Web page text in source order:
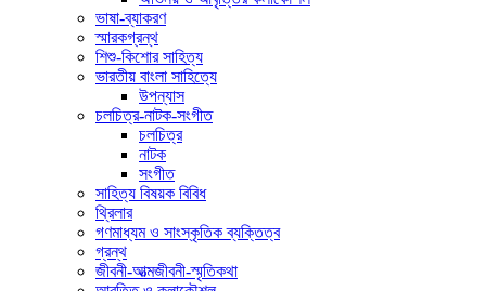
ভাষা-ব্যাকরণ
স্মারকগ্রন্থ
শিশু-কিশোর সাহিত্য
ভারতীয় বাংলা সাহিত্যে
উপন্যাস
চলচিত্র-নাটক-সংগীত
চলচিত্র
নাটক
সংগীত
সাহিত্য বিষয়ক বিবিধ
থ্রিলার
গণমাধ্যম ও সাংস্কৃতিক ব্যক্তিত্ব
গ্রন্থ
জীবনী-আত্মজীবনী-স্মৃতিকথা